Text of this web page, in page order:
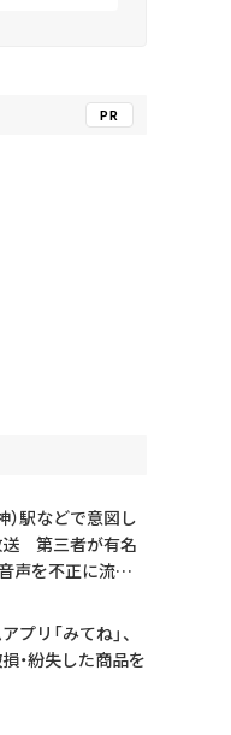
PR
）駅などで意図し
送 第三者が有名
声を不正に流し
プリ「みてね」、
・紛失した商品を